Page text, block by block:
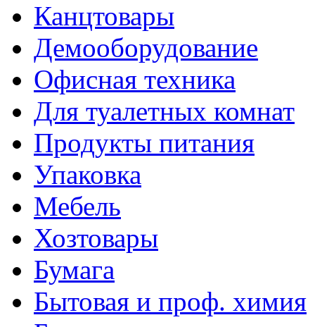
Канцтовары
Демооборудование
Офисная техника
Для туалетных комнат
Продукты питания
Упаковка
Мебель
Хозтовары
Бумага
Бытовая и проф. химия